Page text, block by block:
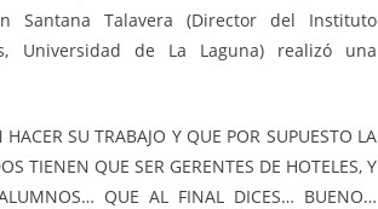
Santana Talavera (Director del Instituto
Universidad de La Laguna) realizó una
SU TRABAJO Y QUE POR SUPUESTO LA
TIENEN QUE SER GERENTES DE HOTELES, Y
QUE AL FINAL DICES… BUENO…